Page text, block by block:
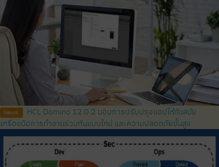
News
HCL Domino 12.0.2 มอบการปรับปรุงแอปให้ทันสมัย ​​
เครื่องมือการทำงานร่วมกันแบบใหม่ และความปลอดภัยขั้นสูง